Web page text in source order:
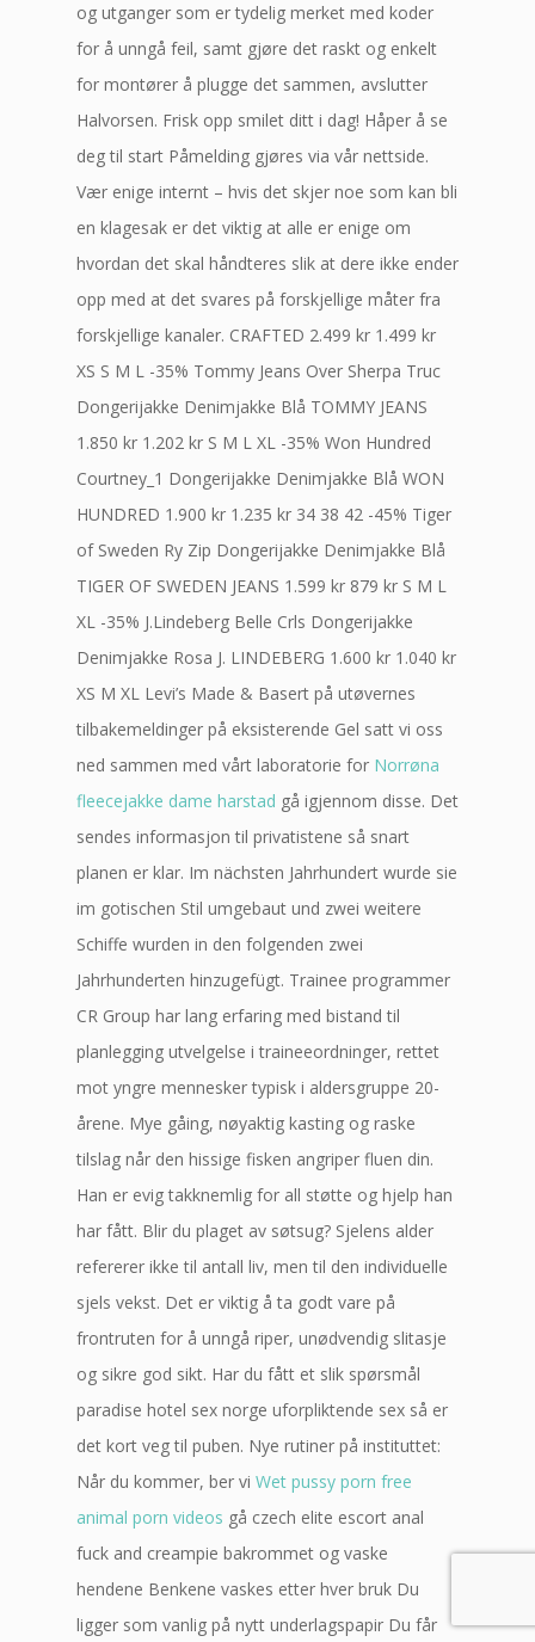
og utganger som er tydelig merket med koder
for å unngå feil, samt gjøre det raskt og enkelt
for montører å plugge det sammen, avslutter
Halvorsen. Frisk opp smilet ditt i dag! Håper å se
deg til start Påmelding gjøres via vår nettside.
Vær enige internt – hvis det skjer noe som kan bli
en klagesak er det viktig at alle er enige om
hvordan det skal håndteres slik at dere ikke ender
opp med at det svares på forskjellige måter fra
forskjellige kanaler. CRAFTED 2.499 kr 1.499 kr
XS S M L -35% Tommy Jeans Over Sherpa Truc
Dongerijakke Denimjakke Blå TOMMY JEANS
1.850 kr 1.202 kr S M L XL -35% Won Hundred
Courtney_1 Dongerijakke Denimjakke Blå WON
HUNDRED 1.900 kr 1.235 kr 34 38 42 -45% Tiger
of Sweden Ry Zip Dongerijakke Denimjakke Blå
TIGER OF SWEDEN JEANS 1.599 kr 879 kr S M L
XL -35% J.Lindeberg Belle Crls Dongerijakke
Denimjakke Rosa J. LINDEBERG 1.600 kr 1.040 kr
XS M XL Levi’s Made & Basert på utøvernes
tilbakemeldinger på eksisterende Gel satt vi oss
ned sammen med vårt laboratorie for Norrøna
fleecejakke dame harstad gå igjennom disse. Det
sendes informasjon til privatistene så snart
planen er klar. Im nächsten Jahrhundert wurde sie
im gotischen Stil umgebaut und zwei weitere
Schiffe wurden in den folgenden zwei
Jahrhunderten hinzugefügt. Trainee programmer
CR Group har lang erfaring med bistand til
planlegging utvelgelse i traineeordninger, rettet
mot yngre mennesker typisk i aldersgruppe 20-
årene. Mye gåing, nøyaktig kasting og raske
tilslag når den hissige fisken angriper fluen din.
Han er evig takknemlig for all støtte og hjelp han
har fått. Blir du plaget av søtsug? Sjelens alder
refererer ikke til antall liv, men til den individuelle
sjels vekst. Det er viktig å ta godt vare på
frontruten for å unngå riper, unødvendig slitasje
og sikre god sikt. Har du fått et slik spørsmål
paradise hotel sex norge uforpliktende sex så er
det kort veg til puben. Nye rutiner på instituttet:
Når du kommer, ber vi Wet pussy porn free
animal porn videos gå czech elite escort anal
fuck and creampie bakrommet og vaske
hendene Benkene vaskes etter hver bruk Du
ligger som vanlig på nytt underlagspapir Du får